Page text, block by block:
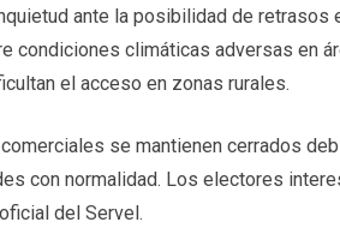
ante la posibilidad de retrasos
condiciones climáticas adversas en
el acceso en zonas rurales.
se mantienen cerrados
con normalidad. Los electores
del Servel.